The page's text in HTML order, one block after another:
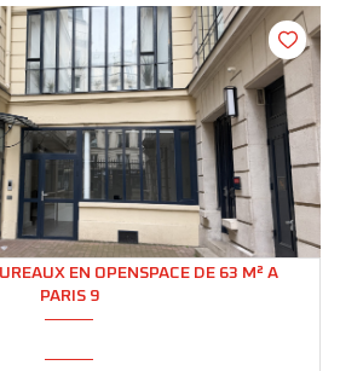
EN OPENSPACE DE 63 M² A
PARIS 9